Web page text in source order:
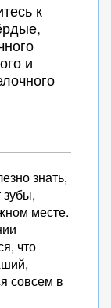
к
и
знать,
зубы,
месте.
что
совсем в